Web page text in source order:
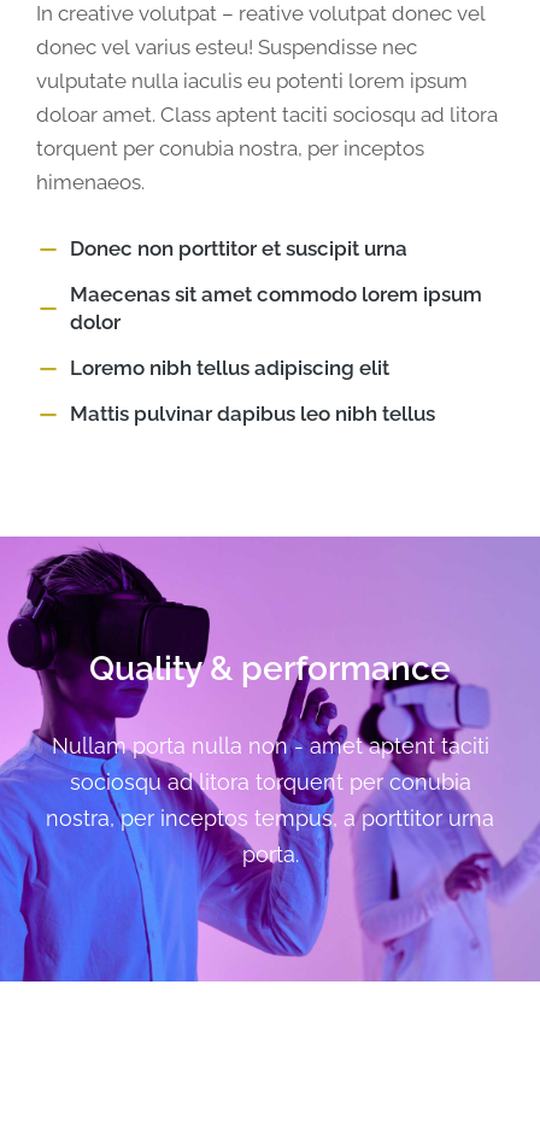
In creative volutpat – reative volutpat donec vel
donec vel varius esteu! Suspendisse nec
vulputate nulla iaculis eu potenti lorem ipsum
doloar amet. Class aptent taciti sociosqu ad litora
torquent per conubia nostra, per inceptos
himenaeos.
Donec non porttitor et suscipit urna
Maecenas sit amet commodo lorem ipsum
dolor
Loremo nibh tellus adipiscing elit
Mattis pulvinar dapibus leo nibh tellus
Quality & performance
Nullam porta nulla non - amet aptent taciti
sociosqu ad litora torquent per conubia
nostra, per inceptos tempus, a porttitor urna
porta.